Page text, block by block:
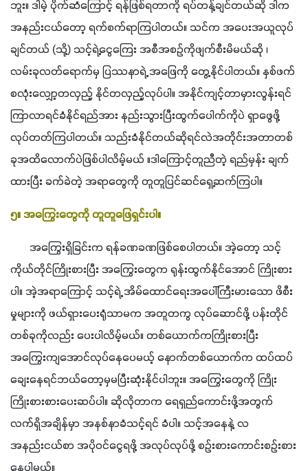
ဘူး။ ဒါမဲ့ ပိုက်ဆံကြောင့် ရန်ဖြစ်ရတာကို ရပ်တန့်ချင်တယ်ဆို ဒါက
အနည်းငယ်တော့ ရက်စက်ရာကြပါတယ်။ သင်က အပေးအယူလုပ်
ချင်တယ် (သို့) သင့်ရဲ့ငွေကြေး အစီအစဉ်ကိုဖျက်စီးမိမယ်ဆို ၊
လမ်းခုလတ်ရောက်မှ ပြဿနာရဲ့ အဖြေကို တွေ့နိုင်ပါတယ်။ နှစ်ဖက်
စလုံးလျှော့တလှည့် နိုင်တလှည့်လုပ်ပါ။ အနိုင်ကျင့်တာမှားလွန်းရင်
ကြာလာရင်ခံနိုင်ရည်အား နည်းသွားပြီးထွက်ပေါက်ကိုပဲ ရှာဖွေဖို့
လုပ်တတ်ကြပါတယ်။ သည်းခံနိုင်တယ်ဆိုရင်လဲအတိုင်းအတာတစ်
ခုအထိလောက်ပဲဖြစ်ပါလိမ့်မယ် ။ဒါကြောင့်တူညီတဲ့ ရည်မှန်း ချက်
ထားပြီး ခက်ခဲတဲ့ အရာတွေကို တူတူပြင်ဆင်ရှေ့ဆက်ကြပါ။
၅။ အကြွေးတွေကို တူတူဖြေရှင်းပါ။
အကြွေးရှိခြင်းက ရန်ခဏခဏဖြစ်စေပါတယ်။ အဲ့တော့ သင့်
ကိုယ်တိုင်ကြိုးစားပြီး အကြွေးတွေက ရုန်းထွက်နိုင်အောင် ကြိုးစား
ပါ။ အဲ့အရာကြောင့် သင့်ရဲ့ အိမ်ထောင်ရေးအပေါ်ကြီးမားသော ဖိစီး
မှုများကို ဖယ်ရှားပေးရုံသာမက အတူတကွ လုပ်ဆောင်ဖို့ ပန်းတိုင်
တစ်ခုကိုလည်း ပေးပါလိမ့်မယ်။ တစ်ယောက်ကကြိုးစားပြီး
အကြွေးကျအောင်လုပ်နေပေမယ့် နောက်တစ်ယောက်က ထပ်ထပ်
ချေးနေရင်ဘယ်တော့မှမပြီးဆုံးနိုင်ပါဘူး။ အကြွေးတွေကို ကြိုး
ကြိုးစားစားပေးဆပ်ပါ။ ဆိုလိုတာက ရေရှည်ကောင်းဖို့အတွက်
လက်ရှိအချိန်မှာ အနစ်နာခံသင့်ရင် ခံပါ။ သင့်အနေနဲ့ လ
အနည်းငယ်စာ အပိုဝင်ငွေရဖို့ အလုပ်လုပ်ဖို့ စဉ်းစားကောင်းစဉ်းစား